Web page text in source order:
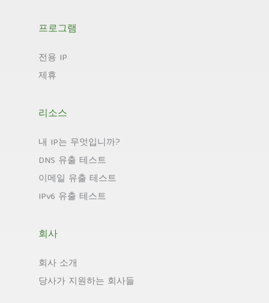
프로그램
전용 IP
제휴
리소스
내 IP는 무엇입니까?
DNS 유출 테스트
이메일 유출 테스트
IPv6 유출 테스트
회사
회사 소개
당사가 지원하는 회사들